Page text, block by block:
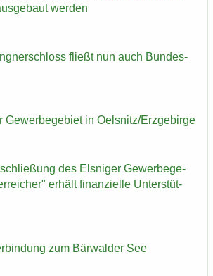
wer­den
fließt nun auch Bun­des­
Ge­wer­be­ge­biet in Oels­nitz/Erz­ge­bir­ge
des Els­ni­ger Ge­wer­be­ge­
er­hält fi­nan­zi­el­le Un­ter­stüt­
zum Bär­wal­der See